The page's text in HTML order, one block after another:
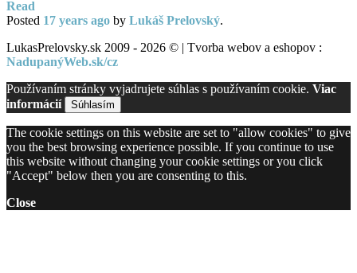
Read
Posted 17 years ago by Lukáš Prelovský.
LukasPrelovsky.sk 2009 - 2026 © | Tvorba webov a eshopov :
NadupanýWeb.sk/cz
Používaním stránky vyjadrujete súhlas s používaním cookie. Viac
informácií
Súhlasím
The cookie settings on this website are set to "allow cookies" to give
you the best browsing experience possible. If you continue to use
this website without changing your cookie settings or you click
"Accept" below then you are consenting to this.
Close